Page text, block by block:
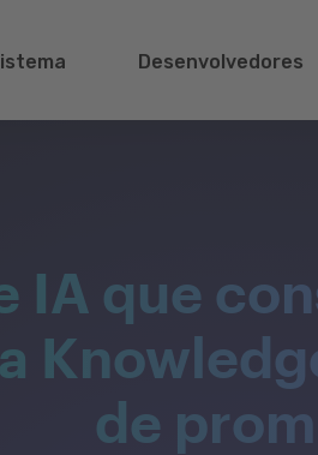
Desenvolvedores
IA que
de